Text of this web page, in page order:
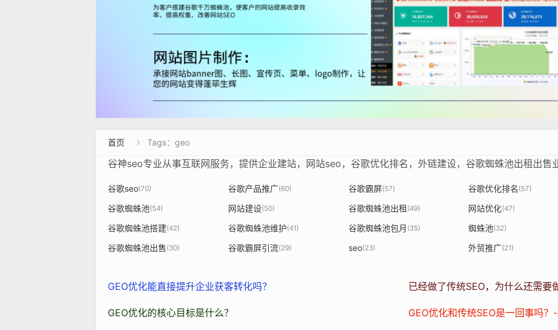
首页  Tags：geo
谷神seo专业从事互联网服务，提供企业建站，网站seo，谷歌优化排名，外链建设，谷歌蜘蛛池出租出售
谷歌seo(70) 谷歌产品推广(60) 谷歌霸屏(57) 谷歌优化排名 (57)
谷歌蜘蛛池(54) 网站建设(50) 谷歌蜘蛛池出租(49) 网站优化(47)
谷歌蜘蛛池搭建(42) 谷歌蜘蛛池维护(41) 谷歌蜘蛛池包月 (35) 蜘蛛池(32)
谷歌蜘蛛池出售(30) 谷歌霸屏引流(29) seo(23) 外贸推广(21)
GEO优化能直接提升企业获客转化吗？ 已经做了传统SEO，为什么还需要
GEO优化的核心目标是什么？ GEO优化和传统SEO是一回事吗